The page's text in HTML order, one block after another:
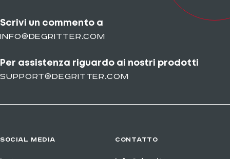
Scrivi un commento a
info@degritter.com
Per assistenza riguardo ai nostri prodotti
support@degritter.com
SOCIAL MEDIA CONTATTO